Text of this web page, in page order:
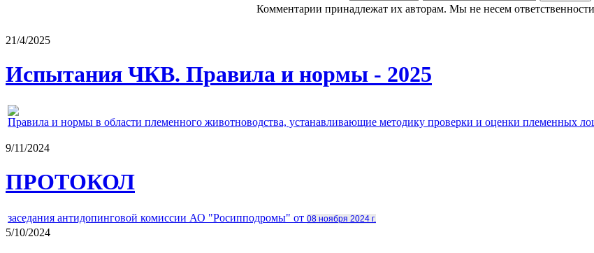
Комментарии принадлежат их авторам. Мы не несем
21/4/2025
Испытания ЧКВ. Правила и нормы - 2025
Правила и нормы в области племенного животноводства, устанавливающие методику проверки и оценки племенных
9/11/2024
ПРОТОКОЛ
заседания антидопинговой комиссии АО "Росипподромы" от 08 ноября 2024 г.
5/10/2024